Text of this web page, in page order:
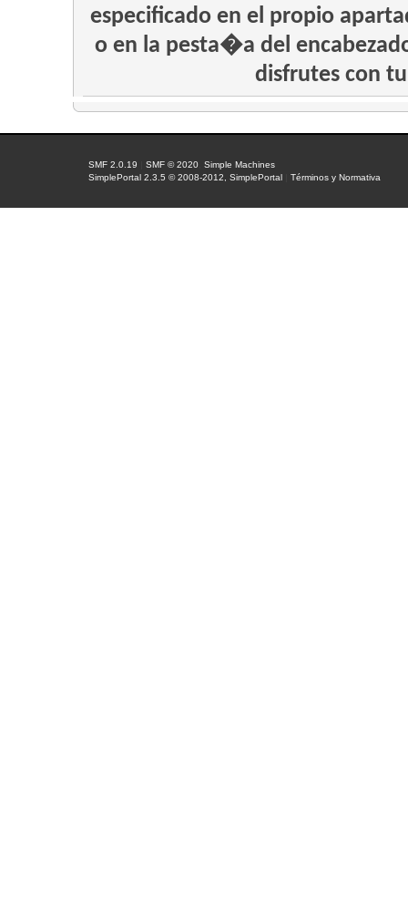
especificado en el propio
o en la pesta�a del
disfrutes con
SMF 2.0.19 |SMF © 2020 ,Simple Machines
SimplePortal 2.3.5 © 2008-2012, SimplePortal
|Términos y Normativa